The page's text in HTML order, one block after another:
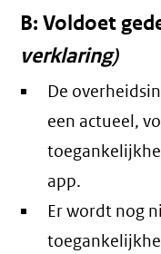
B: Voldoet
verklaring)
De
een actueel,
app.
Er wordt nog